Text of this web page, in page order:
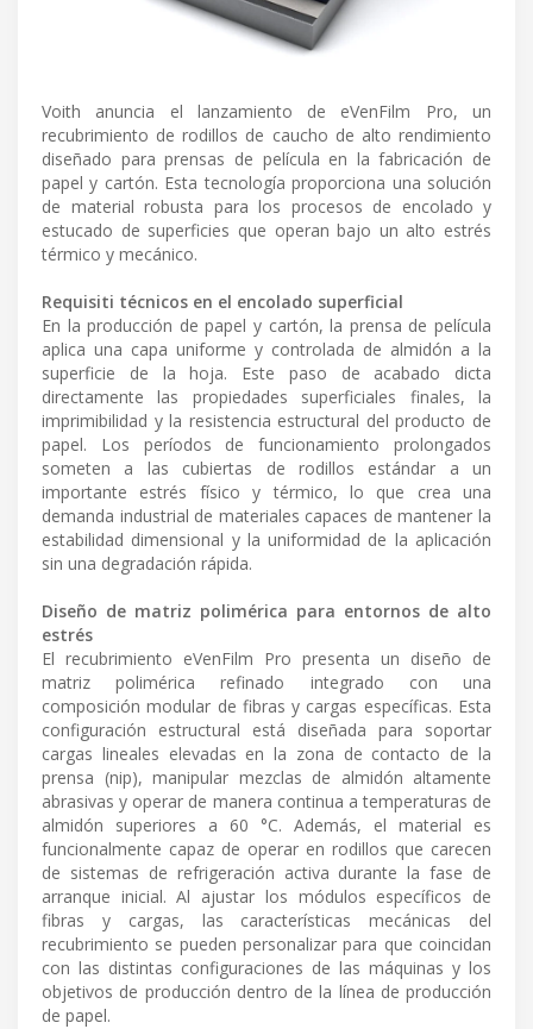
Voith anuncia el lanzamiento de eVenFilm Pro, un
recubrimiento de rodillos de caucho de alto rendimiento
diseñado para prensas de película en la fabricación de
papel y cartón. Esta tecnología proporciona una solución
de material robusta para los procesos de encolado y
estucado de superficies que operan bajo un alto estrés
térmico y mecánico.
Requisiti técnicos en el encolado superficial
En la producción de papel y cartón, la prensa de película
aplica una capa uniforme y controlada de almidón a la
superficie de la hoja. Este paso de acabado dicta
directamente las propiedades superficiales finales, la
imprimibilidad y la resistencia estructural del producto de
papel. Los períodos de funcionamiento prolongados
someten a las cubiertas de rodillos estándar a un
importante estrés físico y térmico, lo que crea una
demanda industrial de materiales capaces de mantener la
estabilidad dimensional y la uniformidad de la aplicación
sin una degradación rápida.
Diseño de matriz polimérica para entornos de alto
estrés
El recubrimiento eVenFilm Pro presenta un diseño de
matriz polimérica refinado integrado con una
composición modular de fibras y cargas específicas. Esta
configuración estructural está diseñada para soportar
cargas lineales elevadas en la zona de contacto de la
prensa (nip), manipular mezclas de almidón altamente
abrasivas y operar de manera continua a temperaturas de
almidón superiores a 60 °C. Además, el material es
funcionalmente capaz de operar en rodillos que carecen
de sistemas de refrigeración activa durante la fase de
arranque inicial. Al ajustar los módulos específicos de
fibras y cargas, las características mecánicas del
recubrimiento se pueden personalizar para que coincidan
con las distintas configuraciones de las máquinas y los
objetivos de producción dentro de la línea de producción
de papel.